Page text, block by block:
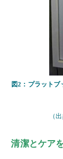
図2：プラット
（
清潔とケア